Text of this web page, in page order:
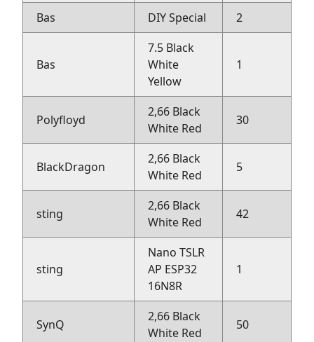
Bas DIY Special 2
Bas
7.5 Black
White
Yellow
1
Polyfloyd
2,66 Black
White Red
30
BlackDragon
2,66 Black
White Red
5
sting
2,66 Black
White Red
42
sting
Nano TSLR
AP ESP32
16N8R
1
SynQ
2,66 Black
White Red
50